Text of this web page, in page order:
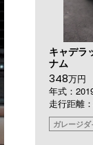
キャデラ
ナム
348万円
年式：
走行距離
ガレージ